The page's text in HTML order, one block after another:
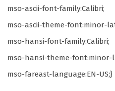
mso-ascii-font-family:Calibri;
mso-ascii-theme-font:minor-
mso-hansi-font-family:Calibri;
mso-hansi-theme-font:minor-
mso-fareast-language:EN-US;}